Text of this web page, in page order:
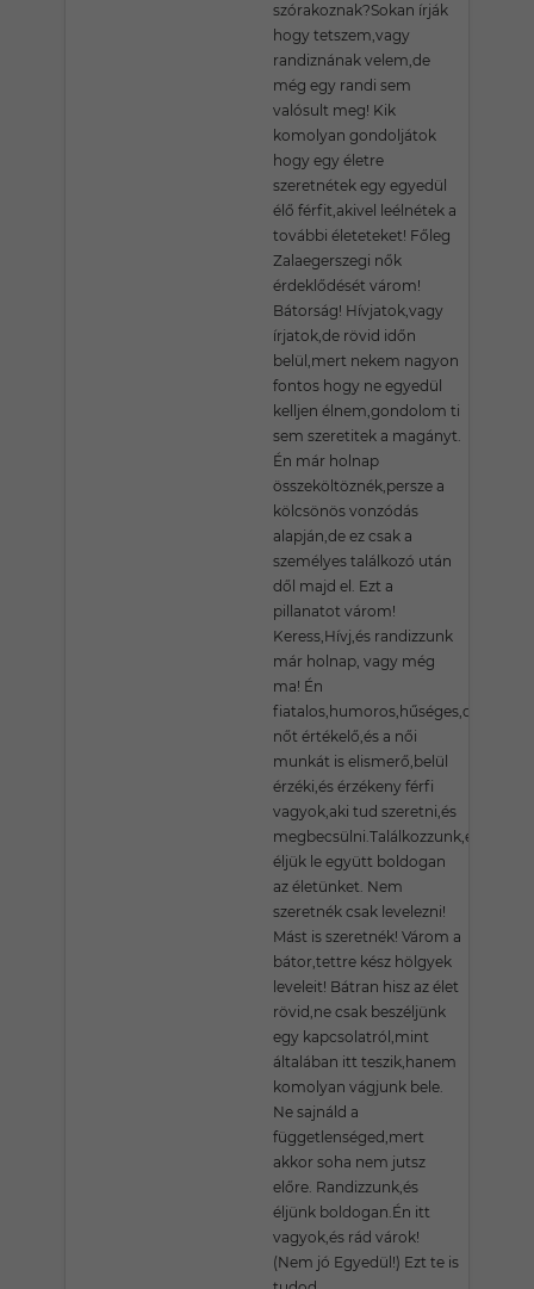
szórakoznak?Sokan írják
hogy tetszem,vagy
randiznának velem,de
még egy randi sem
valósult meg! Kik
komolyan gondoljátok
hogy egy életre
szeretnétek egy egyedül
élő férfit,akivel leélnétek a
további életeteket! Főleg
Zalaegerszegi nők
érdeklődését várom!
Bátorság! Hívjatok,vagy
írjatok,de rövid időn
belül,mert nekem nagyon
fontos hogy ne egyedül
kelljen élnem,gondolom ti
sem szeretitek a magányt.
Én már holnap
összeköltöznék,persze a
kölcsönös vonzódás
alapján,de ez csak a
személyes találkozó után
dől majd el. Ezt a
pillanatot várom!
Keress,Hívj,és randizzunk
már holnap, vagy még
ma! Én
fiatalos,humoros,hűséges,dolgos,a
nőt értékelő,és a női
munkát is elismerő,belül
érzéki,és érzékeny férfi
vagyok,aki tud szeretni,és
megbecsülni.Találkozzunk,és
éljük le együtt boldogan
az életünket. Nem
szeretnék csak levelezni!
Mást is szeretnék! Várom a
bátor,tettre kész hölgyek
leveleit! Bátran hisz az élet
rövid,ne csak beszéljünk
egy kapcsolatról,mint
általában itt teszik,hanem
komolyan vágjunk bele.
Ne sajnáld a
függetlenséged,mert
akkor soha nem jutsz
előre. Randizzunk,és
éljünk boldogan.Én itt
vagyok,és rád várok!
(Nem jó Egyedül!) Ezt te is